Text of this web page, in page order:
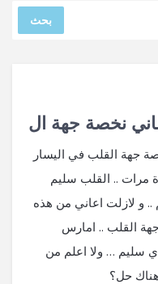
بحث
من نخصة جهة القلب في اليسار
مرات .. القلب سليم
و لازلت اعاني من هذه
القلب .. امارس
سليم … ولا اعلم من
هناك حل؟